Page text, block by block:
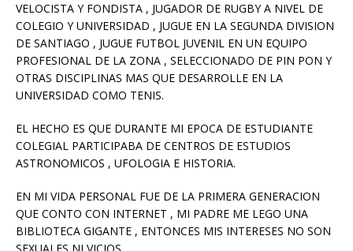
VELOCISTA Y FONDISTA , JUGADOR DE RUGBY A NIVEL DE
COLEGIO Y UNIVERSIDAD , JUGUE EN LA SEGUNDA DIVISION
DE SANTIAGO , JUGUE FUTBOL JUVENIL EN UN EQUIPO
PROFESIONAL DE LA ZONA , SELECCIONADO DE PIN PON Y
OTRAS DISCIPLINAS MAS QUE DESARROLLE EN LA
UNIVERSIDAD COMO TENIS.
EL HECHO ES QUE DURANTE MI EPOCA DE ESTUDIANTE
COLEGIAL PARTICIPABA DE CENTROS DE ESTUDIOS
ASTRONOMICOS , UFOLOGIA E HISTORIA.
EN MI VIDA PERSONAL FUE DE LA PRIMERA GENERACION
QUE CONTO CON INTERNET , MI PADRE ME LEGO UNA
BIBLIOTECA GIGANTE , ENTONCES MIS INTERESES NO SON